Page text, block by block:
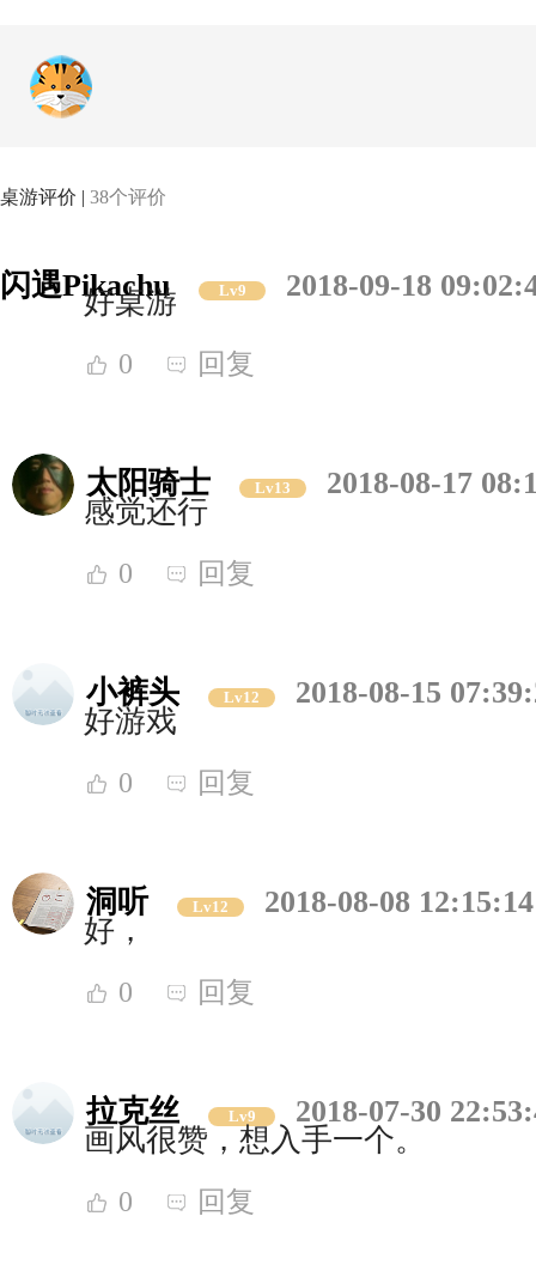
桌游评价 | 38个评价
闪遇Pikachu Lv9 2018-09-18
好桌游
0 回复
太阳骑士 Lv13
2018-08-17
感觉还行
0 回复
小裤头 Lv12
2018-08-15
好游戏
0 回复
洞听 Lv12
2018-08-08 12:15:14
好，
0 回复
拉克丝 Lv9
2018-07-30
画风很赞，想入手一个。
0 回复